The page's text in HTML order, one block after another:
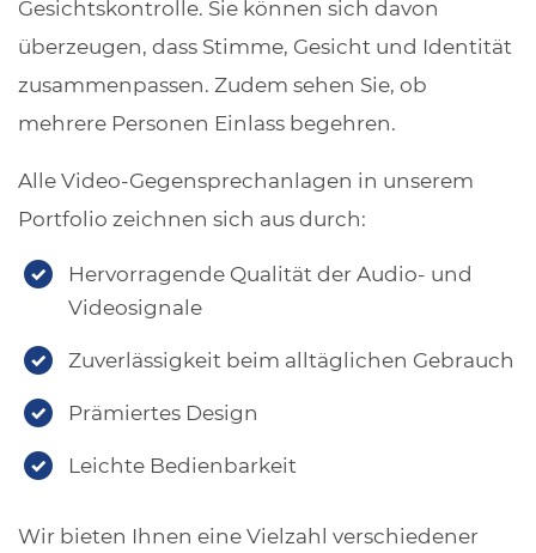
Gesichtskontrolle. Sie können sich davon
überzeugen, dass Stimme, Gesicht und Identität
zusammenpassen. Zudem sehen Sie, ob
mehrere Personen Einlass begehren.
Alle Video-Gegensprechanlagen in unserem
Portfolio zeichnen sich aus durch:
Hervorragende Qualität der Audio- und
Videosignale
Zuverlässigkeit beim alltäglichen Gebrauch
Prämiertes Design
Leichte Bedienbarkeit
Wir bieten Ihnen eine Vielzahl verschiedener